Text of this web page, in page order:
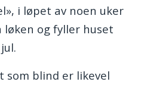
i løpet av noen uker
og fyller huset
som blind er likevel